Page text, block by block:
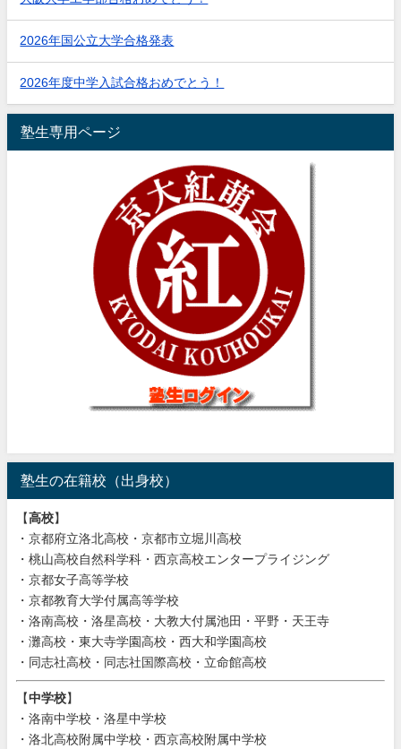
2026年国公立大学合格発表
2026年度中学入試合格おめでとう！
塾生専用ページ
塾生の在籍校（出身校）
【高校】
・京都府立洛北高校・京都市立堀川高校
・桃山高校自然科学科・西京高校エンタープライジング
・京都女子高等学校
・京都教育大学付属高等学校
・洛南高校・洛星高校・大教大付属池田・平野・天王寺
・灘高校・東大寺学園高校・西大和学園高校
・同志社高校・同志社国際高校・立命館高校
【中学校】
・洛南中学校・洛星中学校
・洛北高校附属中学校・西京高校附属中学校